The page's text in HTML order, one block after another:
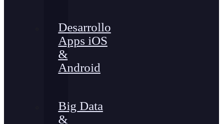
Desarrollo
Apps iOS
&
Android
Big Data
&